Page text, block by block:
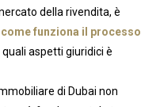
della rivendita, è
come funziona il processo
quali aspetti giuridici è
di Dubai non